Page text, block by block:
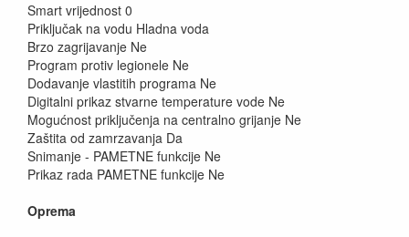
Smart vrijednost 0
Priključak na vodu Hladna voda
Brzo zagrijavanje Ne
Program protiv legionele Ne
Dodavanje vlastitih programa Ne
Digitalni prikaz stvarne temperature vode Ne
Mogućnost priključenja na centralno grijanje Ne
Zaštita od zamrzavanja Da
Snimanje - PAMETNE funkcije Ne
Prikaz rada PAMETNE funkcije Ne
Oprema